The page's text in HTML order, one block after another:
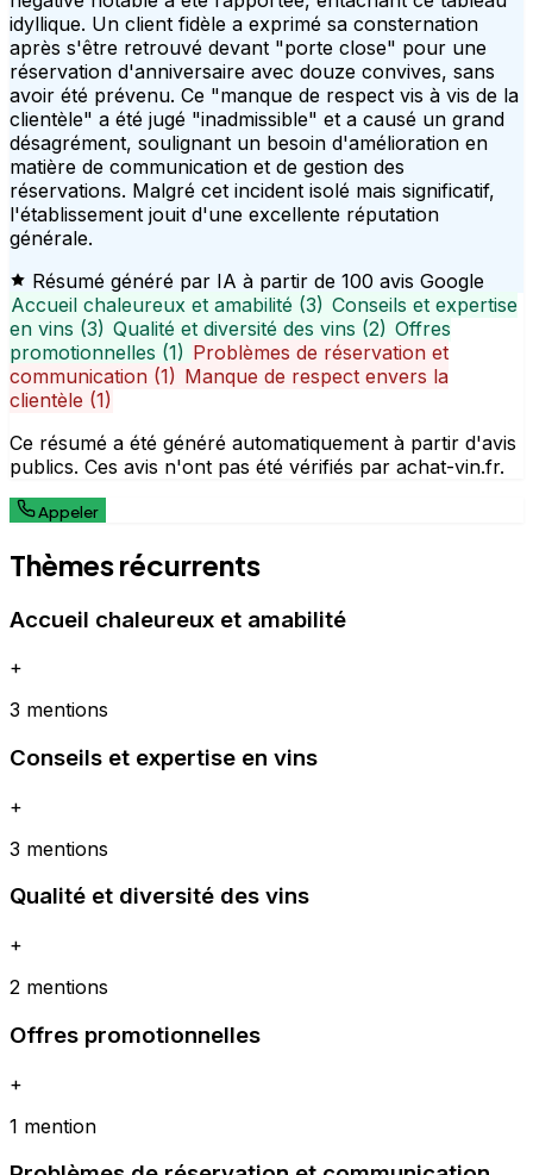
idyllique. Un client fidèle a exprimé sa consternation
après s'être retrouvé devant "porte close" pour une
réservation d'anniversaire avec douze convives, sans
avoir été prévenu. Ce "manque de respect vis à vis de la
clientèle" a été jugé "inadmissible" et a causé un grand
désagrément, soulignant un besoin d'amélioration en
matière de communication et de gestion des
réservations. Malgré cet incident isolé mais significatif,
l'établissement jouit d'une excellente réputation
générale.
Résumé généré par IA à partir de 100 avis Google
Accueil chaleureux et amabilité (3) Conseils et expertise
en vins (3) Qualité et diversité des vins (2) Offres
promotionnelles (1) Problèmes de réservation et
communication (1) Manque de respect envers la
clientèle (1)
Ce résumé a été généré automatiquement à partir d'avis
publics. Ces avis n'ont pas été vérifiés par achat-vin.fr.
Appeler
Thèmes récurrents
Accueil chaleureux et amabilité
+
3 mentions
Conseils et expertise en vins
+
3 mentions
Qualité et diversité des vins
+
2 mentions
Offres promotionnelles
+
1 mention